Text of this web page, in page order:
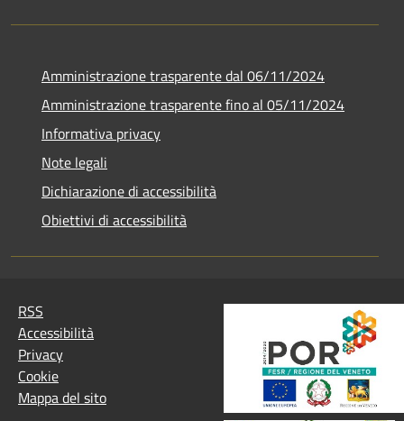
Amministrazione trasparente dal 06/11/2024
Amministrazione trasparente fino al 05/11/2024
Informativa privacy
Note legali
Dichiarazione di accessibilità
Obiettivi di accessibilità
RSS
Accessibilità
Privacy
Cookie
Mappa del sito